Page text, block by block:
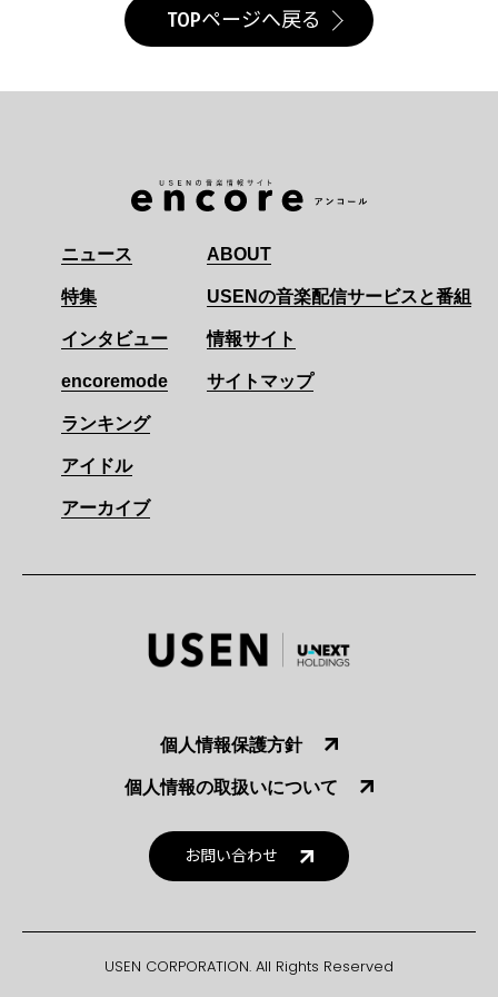
TOPページへ戻る
ニュース
特集
インタビュー
encoremode
ランキング
アイドル
アーカイブ
ABOUT
USENの音楽配信サービスと番組
情報サイト
サイトマップ
個人情報保護方針
個人情報の取扱いについて
お問い合わせ
USEN CORPORATION. All Rights Reserved